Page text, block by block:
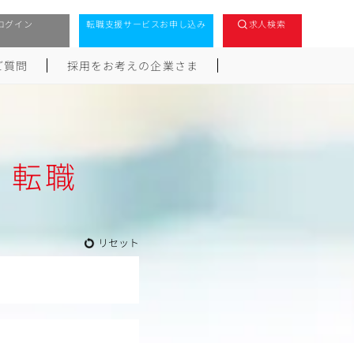
グイン 転職支援サービスお申し込み 求人検索
問 採用をお考えの企業さま
職
リセット